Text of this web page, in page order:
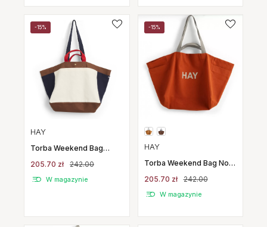
-15%
HAY
Torba Weekend Bag
Hay
205.70 zł 242.00
W magazynie
-15%
HAY
Torba Weekend Bag No 2
205.70 zł 242.00
W magazynie